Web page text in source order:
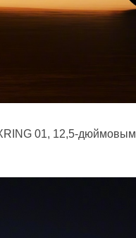
01, 12,5-дюймовым